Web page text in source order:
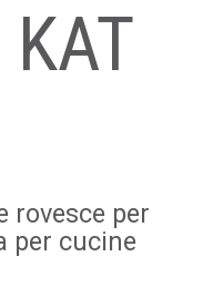
KAT
rovesce per
per cucine